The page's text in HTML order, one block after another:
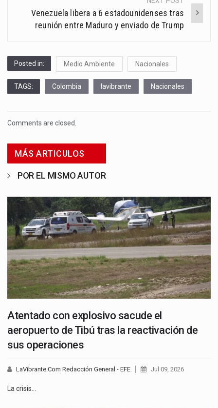
Venezuela libera a 6 estadounidenses tras
reunión entre Maduro y enviado de Trump
Posted in: Medio Ambiente Nacionales
TAGS: Colombia lavibrante Nacionales
Comments are closed.
MÁS ARTICULOS
POR EL MISMO AUTOR
Atentado con explosivo sacude el
aeropuerto de Tibú tras la reactivación de
sus operaciones
LaVibrante.Com Redacción General - EFE Jul 09, 2026
La crisis…